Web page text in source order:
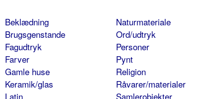
Beklædning
Brugsgenstande
Fagudtryk
Farver
Gamle huse
Keramik/glas
Latin
Naturmateriale
Ord/udtryk
Personer
Pynt
Religion
Råvarer/materialer
Samlerobjekter